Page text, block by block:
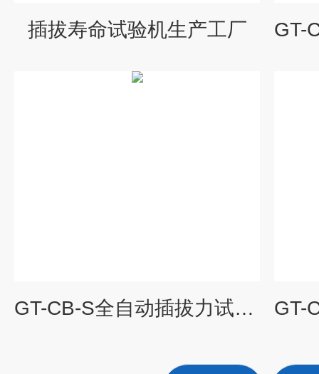
插拔寿命试验机生产工厂
GT-CB-S全自动插拔力试验机